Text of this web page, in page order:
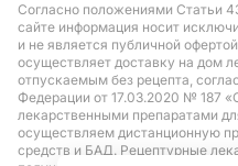
Согласно положениями Статьи
сайте информация носит
и не является публичной
осуществляет доставку на дом
отпускаемым без рецепта,
Федерации от 17.03.2020 № 187
лекарственными препаратами
осуществляем дистанционную
средств и БАД. Рецептурные